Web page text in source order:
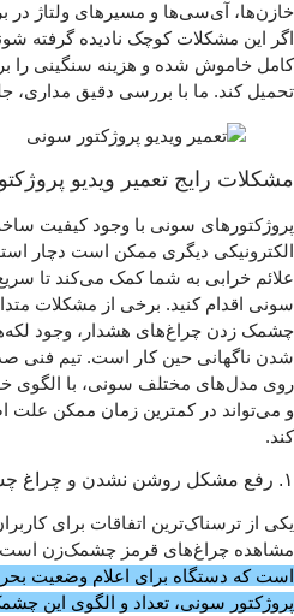
خازن‌ها، آی‌سی‌ها و مسیرهای ولتاژ
اگر این مشکلات کوچک نادیده گرفته
کامل خاموش شده و هزینه سنگینی را
تحمیل کند. ما با بررسی دقیق مداری،
مشکلات رایج تعمیر ویدیو
پروژکتورهای سونی با وجود کیفیت
الکترونیکی دیگری ممکن است دچار
علائم خرابی به شما کمک می‌کند تا
سونی اقدام کنید. برخی از مشکلات
چشمک زدن چراغ‌های هشدار، وجود
شدن ناگهانی حین کار است. تیم فنی
روی مدل‌های مختلف سونی، با الگوی
و می‌تواند در کمترین زمان ممکن علت
کند.
۱. رفع مشکل روشن نشدن و چراغ‌ چشمک‌ زن
یکی از ترسناک‌ترین اتفاقات برای
مشاهده چراغ‌های قرمز چشمک‌زن
است که دستگاه برای اعلام وضعیت
پروژکتور سونی، تعداد و الگوی این